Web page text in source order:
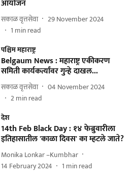
आयोजन
सकाळ वृत्तसेवा
29 November 2024
1 min read
पश्चिम महाराष्ट्र
Belgaum News : महाराष्ट्र एकीकरण
समिती कार्यकर्त्यांवर गुन्हे दाखल...
सकाळ वृत्तसेवा
04 November 2024
2min read
देश
14th Feb Black Day : १४ फेब्रुवारीला
इतिहासातील 'काळा दिवस' का म्हटले जाते?
Monika Lonkar –Kumbhar
14 February 2024
1 min read